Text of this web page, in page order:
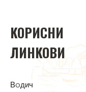
KOРИСНИ
ЛИНKOВИ
Вoдич